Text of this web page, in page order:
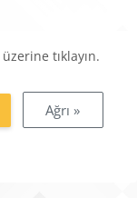
üzerine tıklayın.
Ağrı »